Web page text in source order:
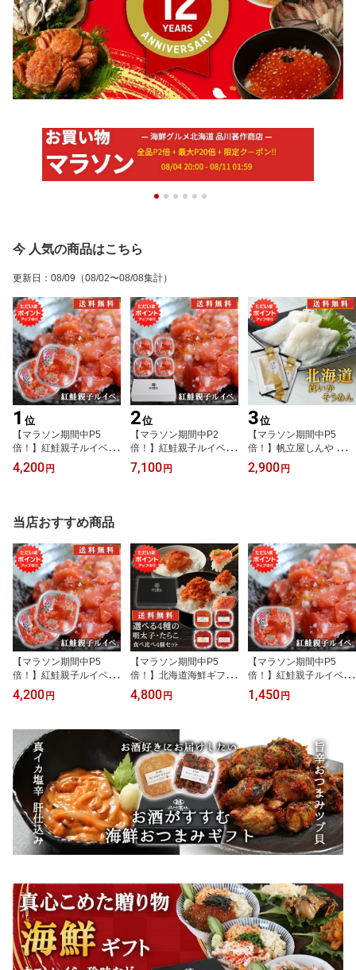
今 人気の商品はこちら
更新日 ： 08/09 （08/02〜08/08集計）
1 位
【マラソン期間中P5
倍！】紅鮭親子ルイベ 1
80g （2個セット） 送料
無料 北海道 鮭ルイベ さ
地 お土産 お取り寄せ プ
レゼント ギフト 贈答 御
中元 お中元 御歳暮 お歳
暮
4,200円
2位
【マラソン期間中P2
倍！】紅鮭親子ルイベ 1
80g （4個セット） 送料
無料 北海道 鮭ルイベ さ
中元 お中元 御歳暮 お歳
暮
7,100円
3位
【マラソン期間中P5
倍！】帆立屋しんや 真い
かそうめん （2袋セッ
ト） 送料無料 お刺身 冷
中元 御歳暮 お歳暮
2,900円
当店おすすめ商品
【マラソン期間中P5
倍！】紅鮭親子ルイベ 1
80g （2個セット） 送料
無料 北海道 鮭ルイベ さ
くら イクラ 誉食品 ご当
地 お土産 お取り寄せ プ
レゼント ギフト 贈答 御
中元 お中元 御歳暮 お歳
暮
4,200円
【マラソン期間中P5
倍！】北海道海鮮ギフト
5種から選べる明太子・
たらこ食べ比べギフト4
道 鮭明太子 めんたいこ
ご当地 お土産 お取り寄
せ プレゼント ギフト 贈
答 御中元 お中元 御歳暮
お歳暮
4,800円
【マラソン期間中P5
倍！】紅鮭親子ルイベ 1
80g （1個） 北海道 鮭ル
イベ さけ サケ しゃけ シ
寄せ プレゼント ギフト
贈答 御中元 お中元 御歳
暮 お歳暮
1,450円